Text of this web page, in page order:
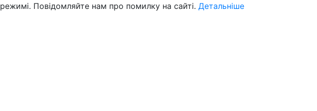
Повідомляйте нам про помилку на сайті. Детальніше